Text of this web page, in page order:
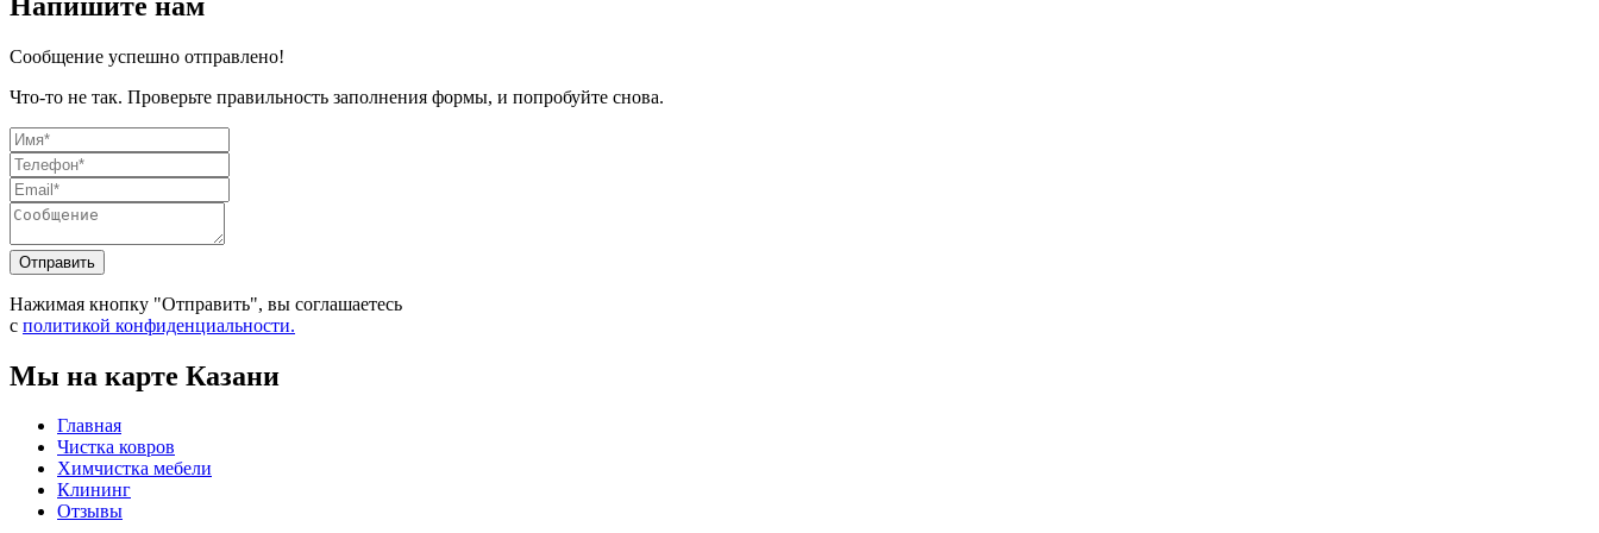
Сообщение успешно отправлено!
Что-то не так. Проверьте правильность заполнения формы, и попробуйте снова.
Отправить
Нажимая кнопку "Отправить", вы соглашаетесь
с политикой конфиденциальности.
Мы на карте Казани
Главная
Чистка ковров
Химчистка мебели
Клининг
Отзывы